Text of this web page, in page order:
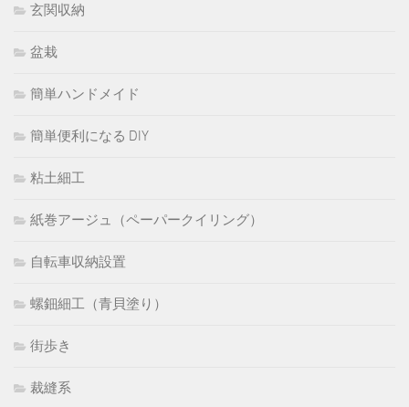
玄関収納
盆栽
簡単ハンドメイド
簡単便利になる DIY
粘土細工
紙巻アージュ（ペーパークイリング）
自転車収納設置
螺鈿細工（青貝塗り）
街歩き
裁縫系